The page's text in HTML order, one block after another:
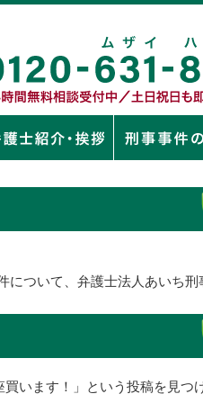
について、弁護士法人あいち刑
います！」という投稿を見つ